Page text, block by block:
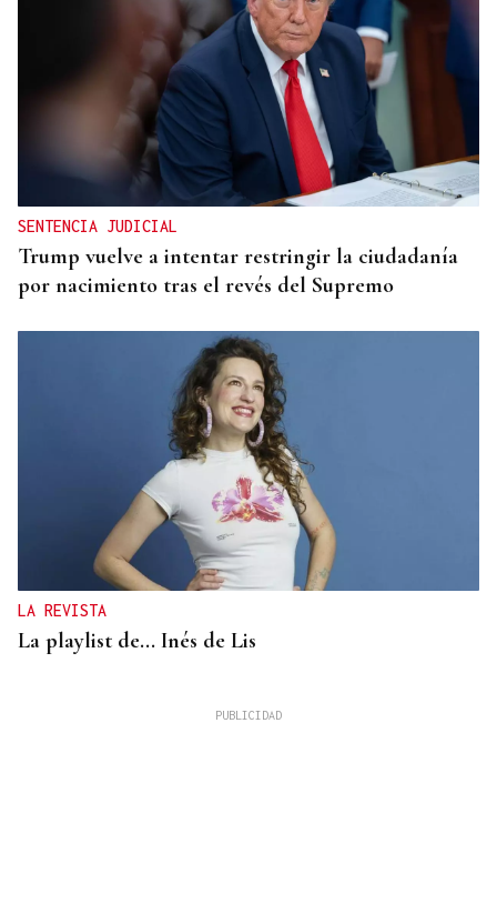
SENTENCIA JUDICIAL
Trump vuelve a intentar restringir la ciudadanía
por nacimiento tras el revés del Supremo
LA REVISTA
La playlist de... Inés de Lis